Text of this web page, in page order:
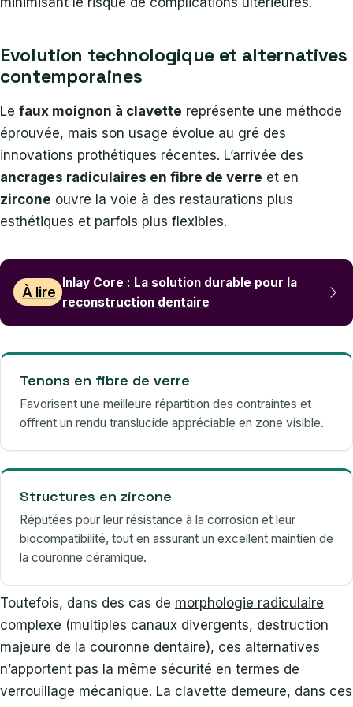
Evolution technologique et alternatives
contemporaines
Le faux moignon à clavette représente une méthode
éprouvée, mais son usage évolue au gré des
innovations prothétiques récentes. L’arrivée des
ancrages radiculaires en fibre de verre et en
zircone ouvre la voie à des restaurations plus
esthétiques et parfois plus flexibles.
À lire
Inlay Core : La solution durable pour la
reconstruction dentaire
Tenons en fibre de verre
Favorisent une meilleure répartition des contraintes et
offrent un rendu translucide appréciable en zone visible.
Structures en zircone
Réputées pour leur résistance à la corrosion et leur
biocompatibilité, tout en assurant un excellent maintien de
la couronne céramique.
Toutefois, dans des cas de morphologie radiculaire
complexe (multiples canaux divergents, destruction
majeure de la couronne dentaire), ces alternatives
n’apportent pas la même sécurité en termes de
verrouillage mécanique. La clavette demeure, dans ces